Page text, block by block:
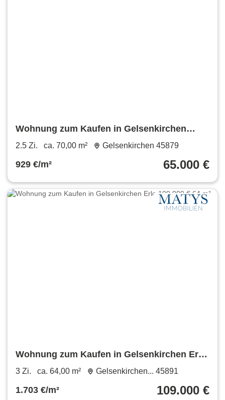
Wohnung zum Kaufen in Gelsenkirchen
65.000 € 70 m²
2.5 Zi. ca. 70,00 m² Gelsenkirchen 45879
929 €/m² 65.000 €
Wohnung zum Kaufen in Gelsenkirchen Erle
109.000 € 64 m²
3 Zi. ca. 64,00 m² Gelsenkirchen... 45891
1.703 €/m² 109.000 €